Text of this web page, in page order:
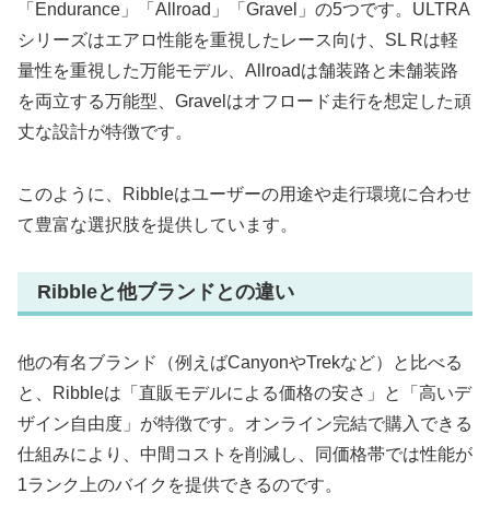
「Endurance」「Allroad」「Gravel」の5つです。ULTRA
シリーズはエアロ性能を重視したレース向け、SL Rは軽
量性を重視した万能モデル、Allroadは舗装路と未舗装路
を両立する万能型、Gravelはオフロード走行を想定した頑
丈な設計が特徴です。
このように、Ribbleはユーザーの用途や走行環境に合わせ
て豊富な選択肢を提供しています。
Ribbleと他ブランドとの違い
他の有名ブランド（例えばCanyonやTrekなど）と比べる
と、Ribbleは「直販モデルによる価格の安さ」と「高いデ
ザイン自由度」が特徴です。オンライン完結で購入できる
仕組みにより、中間コストを削減し、同価格帯では性能が
1ランク上のバイクを提供できるのです。